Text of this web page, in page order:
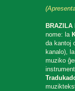
BRAZILA
nome: la
da kantoj
kanalo),
muziko